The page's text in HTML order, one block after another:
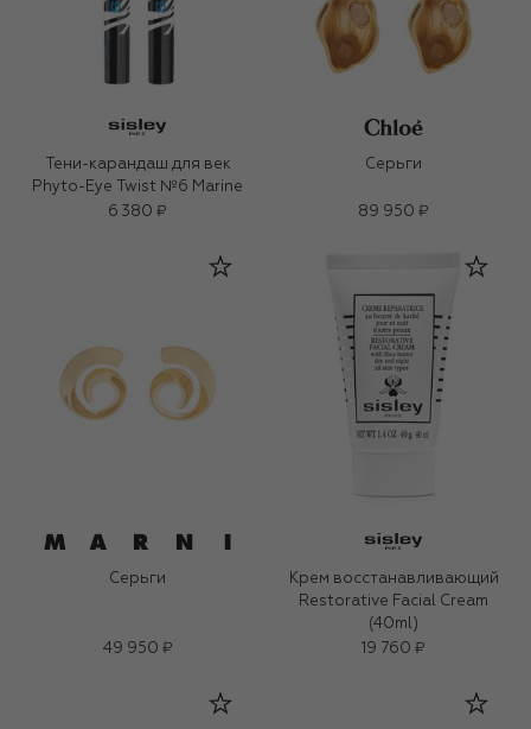
Тени-карандаш для век
Phyto-Eye Twist №6 Marine
6 380 ₽
Серьги
89 950 ₽
Серьги
49 950 ₽
Крем восстанавливающий
Restorative Facial Cream
(40ml)
19 760 ₽